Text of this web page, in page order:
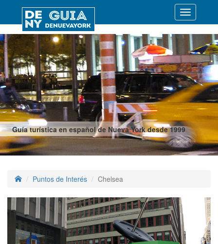
Guía turística en español de Nueva York desde 1999
Desplegar
Puntos de Interés Chelsea